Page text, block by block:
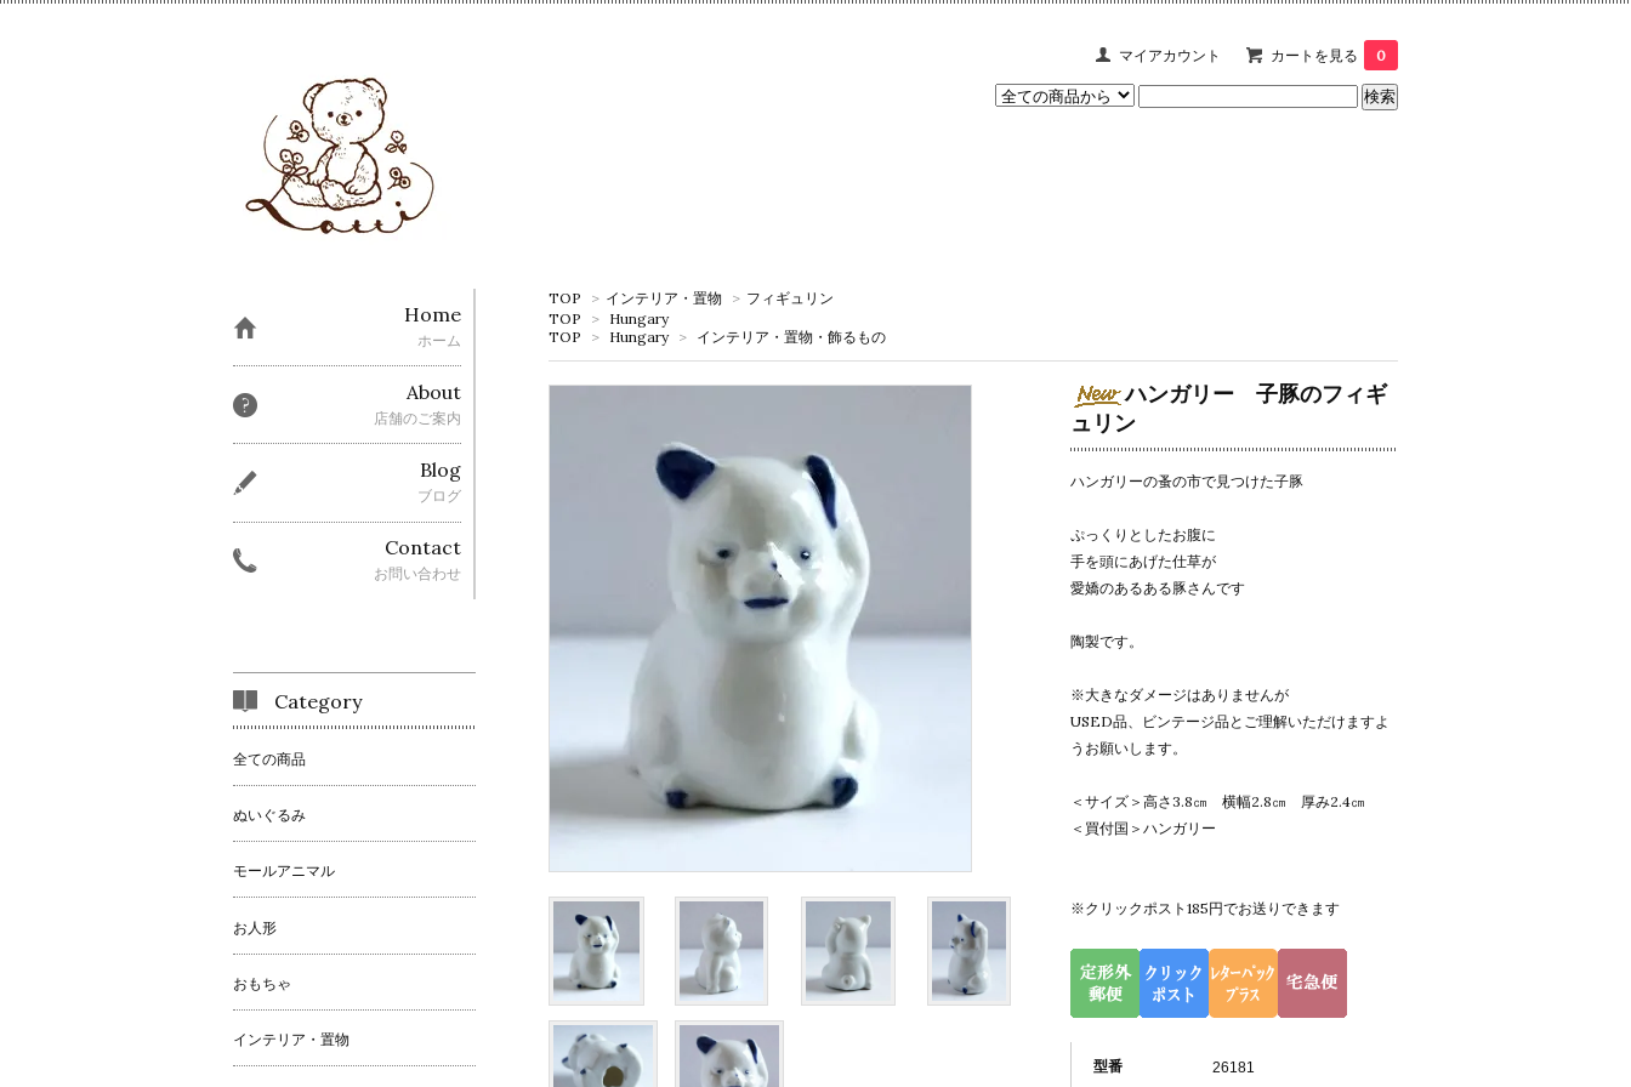
マイアカウント カートを見る 0
TOP > インテリア・置物 > フィギュリン
TOP
> Hungary
TOP
> Hungary > インテリア・置物・飾るもの
ハンガリー 子豚のフィギ
ュリン
ハンガリーの蚤の市で見つけた子豚
ぷっくりとしたお腹に
手を頭にあげた仕草が
愛嬌のあるある豚さんです
陶製です。
※大きなダメージはありませんが
USED品、ビンテージ品とご理解いただけますよ
うお願いします。
＜サイズ＞高さ3.8㎝ 横幅2.8㎝ 厚み2.4㎝
＜買付国＞ハンガリー
※クリックポスト185円でお送りできます
型番 26181
Home
ホーム
About
店舗のご案内
Blog
ブログ
Contact
お問い合わせ
Category
全ての商品
ぬいぐるみ
モールアニマル
お人形
おもちゃ
インテリア・置物